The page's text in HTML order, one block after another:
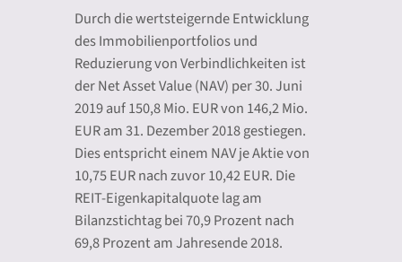
Durch die wertsteigernde Entwicklung
des Immobilienportfolios und
Reduzierung von Verbindlichkeiten ist
der Net Asset Value (NAV) per 30. Juni
2019 auf 150,8 Mio. EUR von 146,2 Mio.
EUR am 31. Dezember 2018 gestiegen.
Dies entspricht einem NAV je Aktie von
10,75 EUR nach zuvor 10,42 EUR. Die
REIT-Eigenkapitalquote lag am
Bilanzstichtag bei 70,9 Prozent nach
69,8 Prozent am Jahresende 2018.